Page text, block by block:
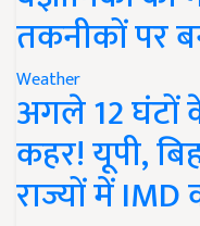
तकनीकों पर
Weather
अगले 12 घंटों
कहर! यूपी,
राज्यों में